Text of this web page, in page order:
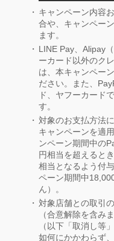
キャンペーン内容
合や、キャンペー
ます。
LINE Pay、Alipay
ーカード以外のク
は、本キャンペー
ださい。また、
ド、ヤフーカード
す。
対象のお支払方法
キャンペーンを適
ンペーン期間中の
円相当を超えると
相当となるよう付
ペーン期間中
ん）。
対象店舗との取引
（合意解除を含み
（以下「取消し等
如何にかかわらず